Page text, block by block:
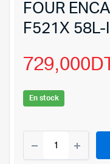
FOUR
F521X 58L-
729,000
En stock
ENCASTRABLE
FOCUS